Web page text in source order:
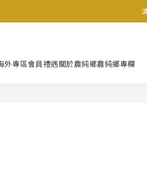
父
外專區會員禮遇關於農純鄉農純鄉專欄